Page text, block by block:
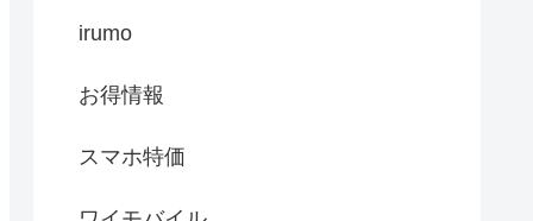
irumo
お得情報
スマホ特価